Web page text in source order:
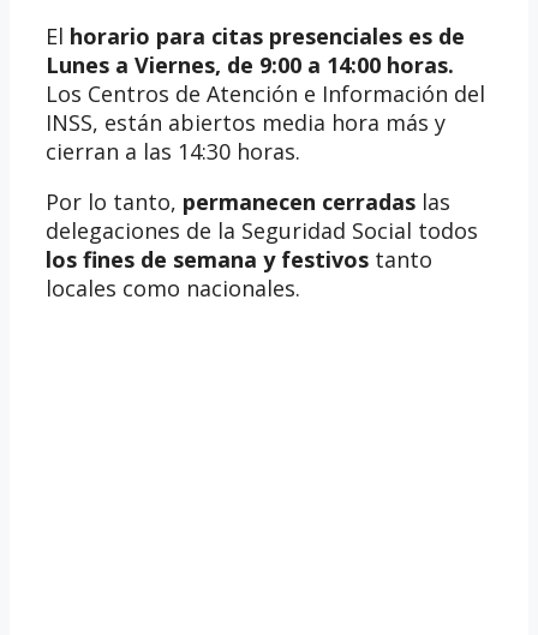
El horario para citas presenciales es de
Lunes a Viernes, de 9:00 a 14:00 horas.
Los Centros de Atención e Información del
INSS, están abiertos media hora más y
cierran a las 14:30 horas.
Por lo tanto, permanecen cerradas las
delegaciones de la Seguridad Social todos
los fines de semana y festivos tanto
locales como nacionales.